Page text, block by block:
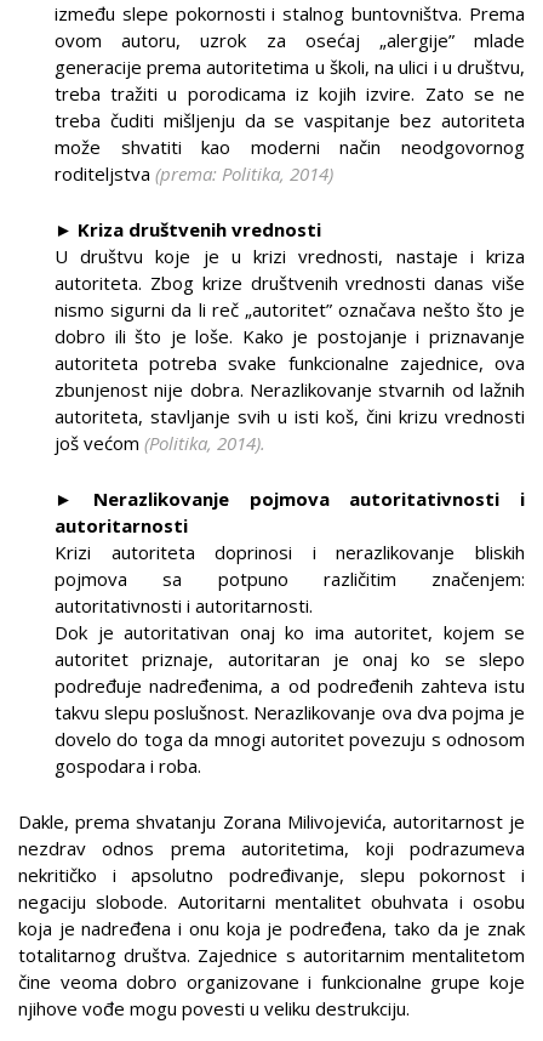
između slepe pokornosti i stalnog buntovništva. Prema
ovom autoru, uzrok za osećaj „alergije” mlade
generacije prema autoritetima u školi, na ulici i u društvu,
treba tražiti u porodicama iz kojih izvire. Zato se ne
treba čuditi mišljenju da se vaspitanje bez autoriteta
može shvatiti kao moderni način neodgovornog
roditeljstva (prema: Politika, 2014)
► Kriza društvenih vrednosti
U društvu koje je u krizi vrednosti, nastaje i kriza
autoriteta. Zbog krize društvenih vrednosti danas više
nismo sigurni da li reč „autoritet” označava nešto što je
dobro ili što je loše. Kako je postojanje i priznavanje
autoriteta potreba svake funkcionalne zajednice, ova
zbunjenost nije dobra. Nerazlikovanje stvarnih od lažnih
autoriteta, stavljanje svih u isti koš, čini krizu vrednosti
još većom (Politika, 2014).
► Nerazlikovanje pojmova autoritativnosti i
autoritarnosti
Krizi autoriteta doprinosi i nerazlikovanje bliskih
pojmova sa potpuno različitim značenjem:
autoritativnosti i autoritarnosti.
Dok je autoritativan onaj ko ima autoritet, kojem se
autoritet priznaje, autoritaran je onaj ko se slepo
podređuje nadređenima, a od podređenih zahteva istu
takvu slepu poslušnost. Nerazlikovanje ova dva pojma je
dovelo do toga da mnogi autoritet povezuju s odnosom
gospodara i roba.
Dakle, prema shvatanju Zorana Milivojevića, autoritarnost je
nezdrav odnos prema autoritetima, koji podrazumeva
nekritičko i apsolutno podređivanje, slepu pokornost i
negaciju slobode. Autoritarni mentalitet obuhvata i osobu
koja je nadređena i onu koja je podređena, tako da je znak
totalitarnog društva. Zajednice s autoritarnim mentalitetom
čine veoma dobro organizovane i funkcionalne grupe koje
njihove vođe mogu povesti u veliku destrukciju.